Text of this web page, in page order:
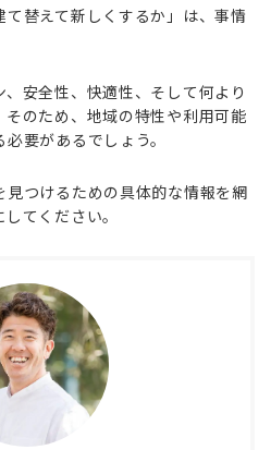
替えて新しくするか」は、事情
安全性、快適性、そして何より
のため、地域の特性や利用可能
要があるでしょう。
見つけるための具体的な情報を網
てください。